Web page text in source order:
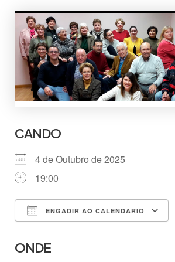
CANDO
4 de Outubro de 2025
19:00
ENGADIR AO CALENDARIO
ONDE